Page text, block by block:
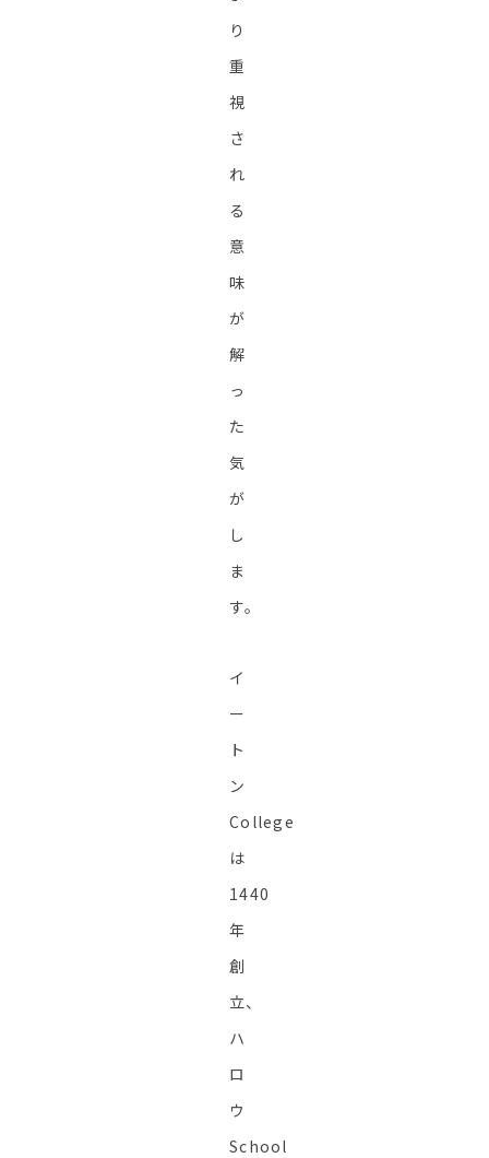
り
重
視
さ
れ
る
意
味
が
解
っ
た
気
が
し
ま
す。
イ
ー
ト
ン
College
は
1440
年
創
立、
ハ
ロ
ウ
School